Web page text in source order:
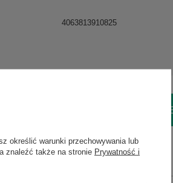
4063813910825
ZALOGUJ SIĘ I ZOBACZ
określić warunki przechowywania lub
znaleźć także na stronie Prywatność i